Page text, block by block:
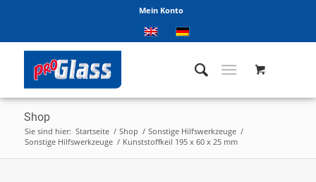
Mein Konto
Shop
Sie sind hier: Startseite / Shop / Sonstige Hilfswerkzeuge /
Sonstige Hilfswerkzeuge / Kunststoffkeil 195 x 60 x 25 mm